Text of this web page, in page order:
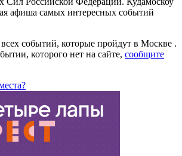
афиша самых интересных событий
событий, которые пройдут в Москве .
которого нет на сайте, сообщите